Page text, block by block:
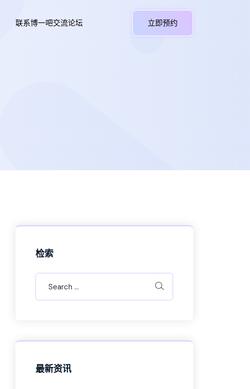
联系博一吧交流论坛 立即预约
检索
最新资讯